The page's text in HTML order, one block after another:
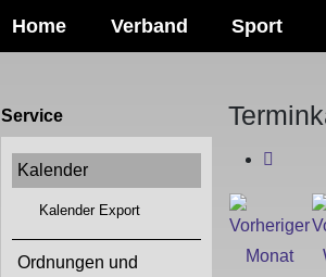
Home Verband Sport
Service
Kalender
Kalender Export
Ordnungen und